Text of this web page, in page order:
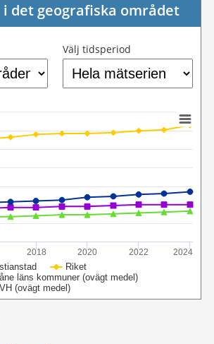
det geografiska området
Välj tidsperiod
Riket
läns kommuner (ovägt medel)
(ovägt medel)
2018 2020 2022 2024